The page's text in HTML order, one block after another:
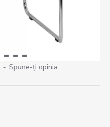
- Spune-ţi opinia